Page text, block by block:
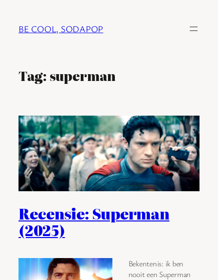
BE COOL, SODAPOP
Tag: superman
Recensie: Superman
(2025)
Bekentenis: ik ben
nooit een Superman